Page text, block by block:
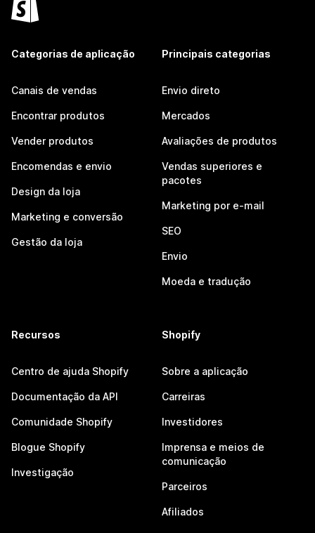
Categorias de aplicação
Canais de vendas
Encontrar produtos
Vender produtos
Encomendas e envio
Design da loja
Marketing e conversão
Gestão da loja
Principais categorias
Envio direto
Mercados
Avaliações de produtos
Vendas superiores e
pacotes
Marketing por e-mail
SEO
Envio
Moeda e tradução
Recursos
Centro de ajuda Shopify
Documentação da API
Comunidade Shopify
Blogue Shopify
Investigação
Shopify
Sobre a aplicação
Carreiras
Investidores
Imprensa e meios de
comunicação
Parceiros
Afiliados